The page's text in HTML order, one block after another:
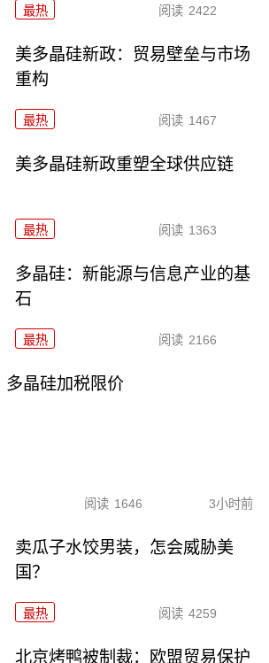
最热 阅读 2422
美多晶硅新政：贸易壁垒与市场
重构
最热 阅读 1467
美多晶硅新政重塑全球供应链
最热 阅读 1363
多晶硅：新能源与信息产业的基
石
最热 阅读 2166
多晶硅加税限价
阅读 1646 3小时前
卖瓜子水饺男装，怎会威胁美
国？
最热 阅读 4259
北京烤鸭被制裁：欧盟贸易保护